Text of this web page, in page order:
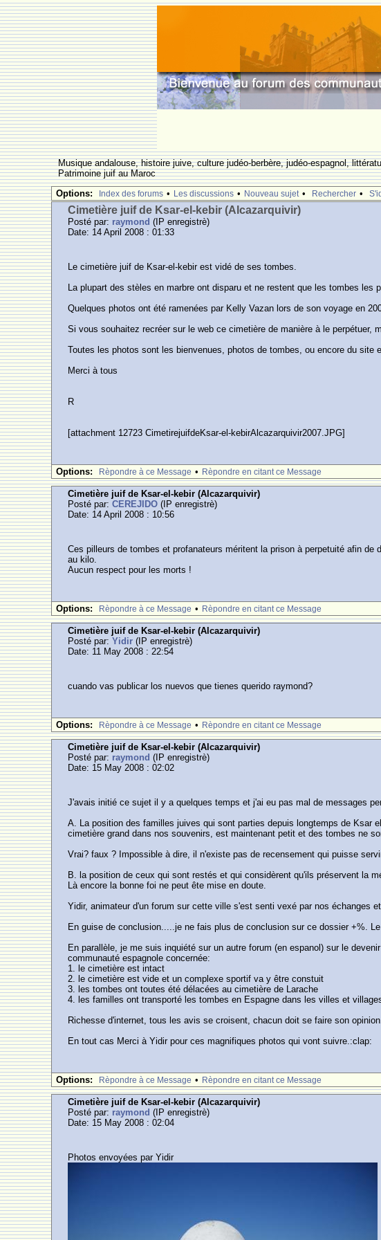
Musique andalouse, histoire juive, culture judéo-berbère, judéo-espagnol,
Patrimoine juif au Maroc
Options: Index des forums • Les discussions • Nouveau sujet • Rechercher •
Cimetière juif de Ksar-el-kebir (Alcazarquivir)
Posté par: raymond (IP enregistrè)
Date: 14 April 2008 : 01:33
Le cimetière juif de Ksar-el-kebir est vidé de ses tombes.
La plupart des stèles en marbre ont disparu et ne restent que les tombes
Quelques photos ont été ramenées par Kelly Vazan lors de son voyage en
Si vous souhaitez recréer sur le web ce cimetière de manière à le
Toutes les photos sont les bienvenues, photos de tombes, ou encore du site
Merci à tous
R
[attachment 12723 CimetirejuifdeKsar-el-kebirAlcazarquivir2007.JPG]
Options: Rèpondre à ce Message • Rèpondre en citant ce Message
Cimetière juif de Ksar-el-kebir (Alcazarquivir)
Posté par:CEREJIDO (IP enregistrè)
Date: 14 April 2008 : 10:56
Ces pilleurs de tombes et profanateurs méritent la prison à perpetuité afin
au kilo.
Aucun respect pour les morts !
Options: Rèpondre à ce Message • Rèpondre en citant ce Message
Cimetière juif de Ksar-el-kebir (Alcazarquivir)
Posté par:Yidir (IP enregistrè)
Date: 11 May 2008 : 22:54
cuando vas publicar los nuevos que tienes querido raymond?
Options: Rèpondre à ce Message • Rèpondre en citant ce Message
Cimetière juif de Ksar-el-kebir (Alcazarquivir)
Posté par: raymond (IP enregistrè)
Date: 15 May 2008 : 02:02
J'avais initié ce sujet il y a quelques temps et j'ai eu pas mal de messages
A. La position des familles juives qui sont parties depuis longtemps de Ksar
cimetière grand dans nos souvenirs, est maintenant petit et des tombes ne
Vrai? faux ? Impossible à dire, il n'existe pas de recensement qui puisse
B. la position de ceux qui sont restés et qui considèrent qu'ils préservent la
Là encore la bonne foi ne peut ête mise en doute.
Yidir, animateur d'un forum sur cette ville s'est senti vexé par nos échanges
En guise de conclusion.....je ne fais plus de conclusion sur ce dossier +%.
En parallèle, je me suis inquiété sur un autre forum (en espanol) sur le
communauté espagnole concernée:
1. le cimetière est intact
2. le cimetière est vide et un complexe sportif va y être constuit
3. les tombes ont toutes été délacées au cimetière de Larache
4. les familles ont transporté les tombes en Espagne dans les villes et
Richesse d'internet, tous les avis se croisent, chacun doit se faire son
En tout cas Merci à Yidir pour ces magnifiques photos qui vont suivre.:clap:
Options: Rèpondre à ce Message • Rèpondre en citant ce Message
Cimetière juif de Ksar-el-kebir (Alcazarquivir)
Posté par: raymond (IP enregistrè)
Date: 15 May 2008 : 02:04
Photos envoyées par Yidir